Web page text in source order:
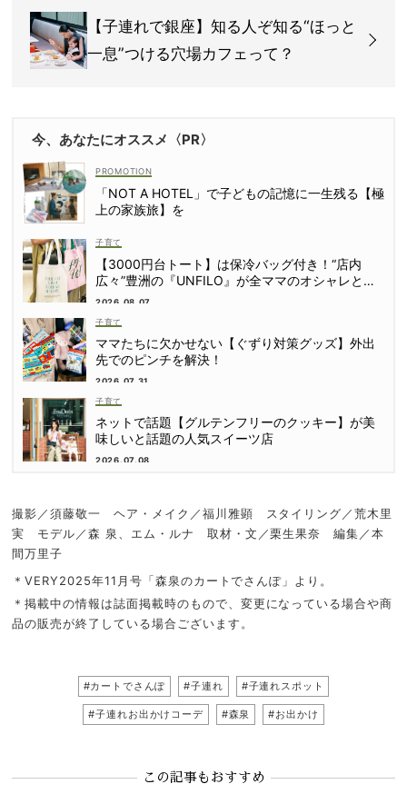
【子連れで銀座】知る人ぞ知る“ほっと
一息”つける穴場カフェって？
今、あなたにオススメ〈PR〉
「NOT A HOTEL」で子どもの記憶に一生残る【極
上の家族旅】を
子育て
【3000円台トート】は保冷バッグ付き！“店内
広々”豊洲の『UNFILO』が全ママのオシャレと気
分をアゲてくれる
2026.08.07
子育て
ママたちに欠かせない【ぐずり対策グッズ】外出
先でのピンチを解決！
2026.07.31
子育て
ネットで話題【グルテンフリーのクッキー】が美
味しいと話題の人気スイーツ店
2026.07.08
撮影／須藤敬一 ヘア・メイク／福川雅顕 スタイリング／荒木里
実 モデル／森 泉、エム・ルナ 取材・文／栗生果奈 編集／本
間万里子
＊VERY2025年11月号「森泉のカートでさんぽ」より。
＊掲載中の情報は誌面掲載時のもので、変更になっている場合や商
品の販売が終了している場合ございます。
#カートでさんぽ #子連れ #子連れスポット
#子連れお出かけコーデ #森泉 #お出かけ
この記事もおすすめ